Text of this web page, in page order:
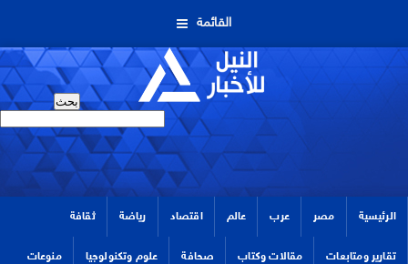
القائمة
الرئيسية مصر عرب عالم اقتصاد رياضة ثقافة
تقارير ومتابعات مقالات وكتاب صحافة علوم وتكنولوجيا منوعات